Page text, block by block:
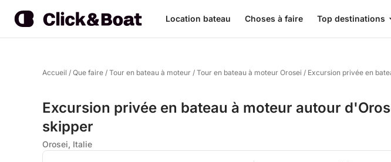
Location bateau Choses à faire Top destinations
Accueil / Que faire / Tour en bateau à moteur / Tour en bateau à moteur Orosei / Excursion privée en
Excursion privée en bateau à moteur autour
skipper
Orosei, Italie